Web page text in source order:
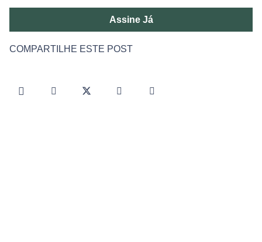
Assine Já
COMPARTILHE ESTE POST